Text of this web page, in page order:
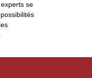
se